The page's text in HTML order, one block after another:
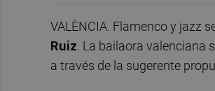
VALÈNCIA. Flamenco y jazz
Ruiz. La bailaora valenciana
a través de la sugerente